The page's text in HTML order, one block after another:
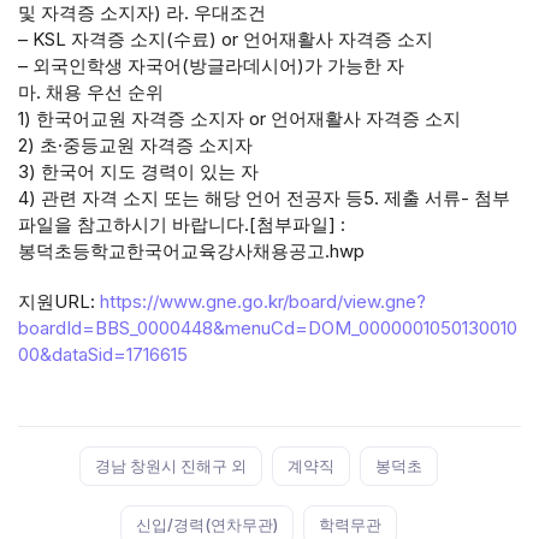
및 자격증 소지자) 라. 우대조건
– KSL 자격증 소지(수료) or 언어재활사 자격증 소지
– 외국인학생 자국어(방글라데시어)가 가능한 자
마. 채용 우선 순위
1) 한국어교원 자격증 소지자 or 언어재활사 자격증 소지
2) 초·중등교원 자격증 소지자
3) 한국어 지도 경력이 있는 자
4) 관련 자격 소지 또는 해당 언어 전공자 등5. 제출 서류- 첨부
파일을 참고하시기 바랍니다.[첨부파일] :
봉덕초등학교한국어교육강사채용공고.hwp
지원URL: https://www.gne.go.kr/board/view.gne?
boardId=BBS_0000448&menuCd=DOM_0000001050130010
00&dataSid=1716615
경남 창원시 진해구 외 계약직 봉덕초
신입/경력(연차무관) 학력무관